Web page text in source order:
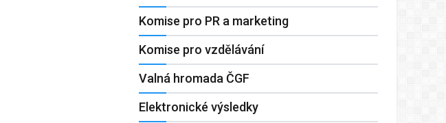
Komise pro PR a marketing
Komise pro vzdělávání
Valná hromada ČGF
Elektronické výsledky